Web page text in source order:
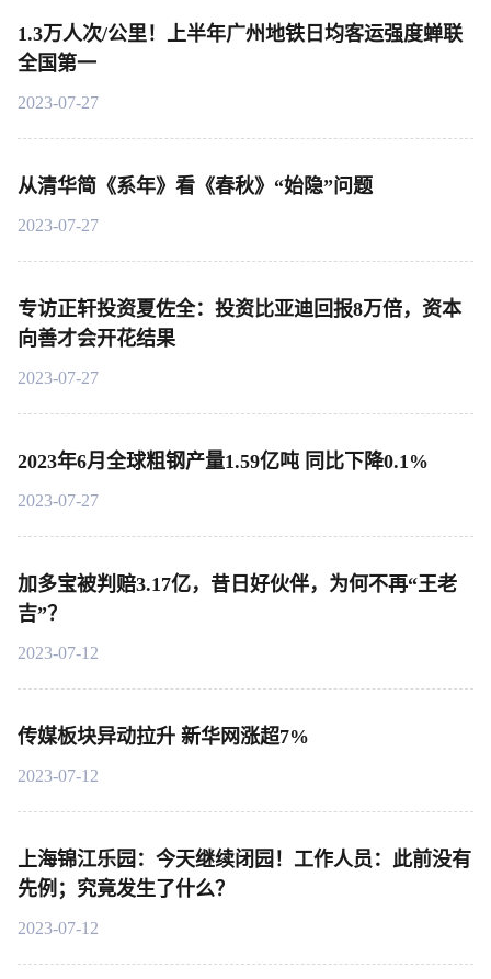
1.3万人次/公里！上半年广州地铁日均客运强度蝉联
全国第一
2023-07-27
从清华简《系年》看《春秋》“始隐”问题
2023-07-27
专访正轩投资夏佐全：投资比亚迪回报8万倍，资本
向善才会开花结果
2023-07-27
2023年6月全球粗钢产量1.59亿吨 同比下降0.1%
2023-07-27
加多宝被判赔3.17亿，昔日好伙伴，为何不再“王老
吉”？
2023-07-12
传媒板块异动拉升 新华网涨超7%
2023-07-12
上海锦江乐园：今天继续闭园！工作人员：此前没有
先例；究竟发生了什么？
2023-07-12